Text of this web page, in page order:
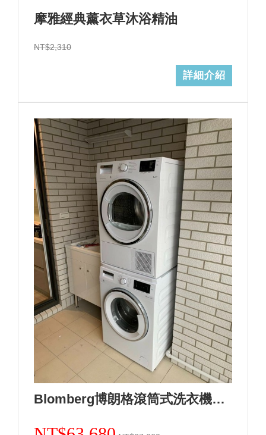
摩雅經典薰衣草沐浴精油
NT$2,310
詳細介紹
Blomberg博朗格滾筒式洗衣機WNF10320WZ(歐規10kg)日規14kg+熱泵式乾衣機TPF8352WZ歐規8KG(日規12kg)合購組+基本安裝 加Line ID:@ye888